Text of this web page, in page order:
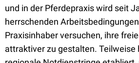
und in der Pferdepraxis wird seit
herrschenden
Praxisinhaber versuchen, ihre
attraktiver zu gestalten. Teilweise